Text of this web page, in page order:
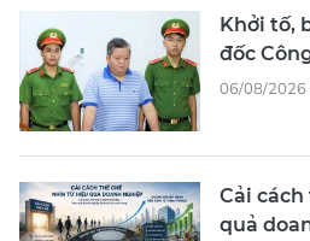
Khởi tố,
đốc
06/08/2026
Cải
quả